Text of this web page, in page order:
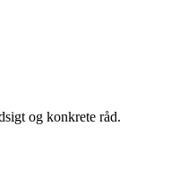
og konkrete råd.